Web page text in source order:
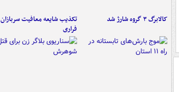
کالابرگ ۳ گروه شارژ شد
تکذیب شایعه معافیت سربازان
فراری